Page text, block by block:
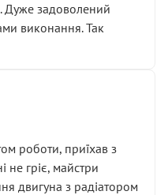
. Дуже задоволений
виконання. Так
роботи, приїхав з
не гріє, майстри
двигуна з радіатором